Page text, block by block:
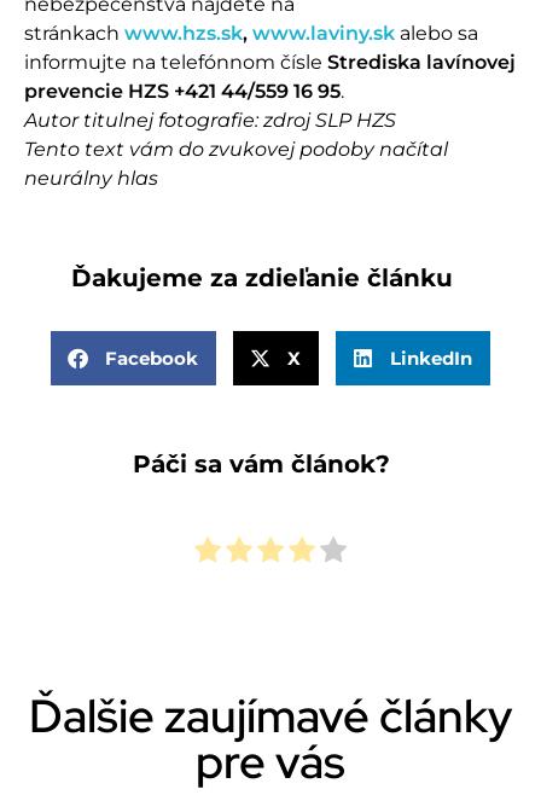
stránkach www.hzs.sk, www.laviny.sk alebo sa
informujte na telefónnom čísle Strediska lavínovej
prevencie HZS +421 44/559 16 95.
Autor titulnej fotografie: zdroj SLP HZS
Tento text vám do zvukovej podoby načítal
neurálny hlas
Ďakujeme za zdieľanie článku
Facebook X LinkedIn
Páči sa vám článok?
Ďalšie zaujímavé články
pre vás